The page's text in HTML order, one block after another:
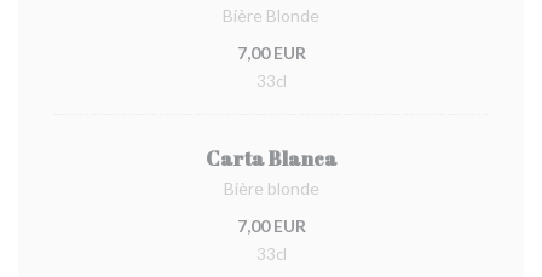
Bière Blonde
7,00 EUR
33cl
Carta Blanca
Bière blonde
7,00 EUR
33cl